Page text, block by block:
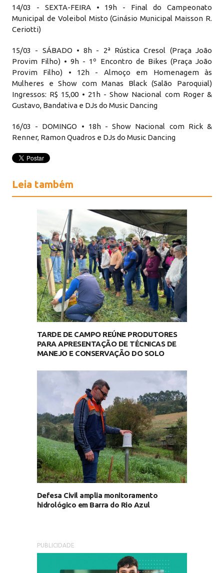
14/03 - SEXTA-FEIRA • 19h - Final do Campeonato
Municipal de Voleibol Misto (Ginásio Municipal Maisson R.
Ceriotti)
15/03 - SÁBADO • 8h - 2ª Rústica Cresol (Praça João
Provim Filho) • 9h - 1º Encontro de Bikes (Praça João
Provim Filho) • 12h - Almoço em Homenagem às
Mulheres e Show com Manas Black (Salão Paroquial)
Ingressos: R$ 15,00 • 21h - Show Nacional com Roger &
Gustavo, Bandativa e DJs do Music Dancing
16/03 - DOMINGO • 18h - Show Nacional com Rick &
Renner, Ramon Quadros e DJs do Music Dancing
Leia também
TARDE DE CAMPO REÚNE PRODUTORES
PARA APRESENTAÇÃO DE TÉCNICAS DE
MANEJO E CONSERVAÇÃO DO SOLO
Defesa Civil amplia monitoramento
hidrológico em Barra do Rio Azul
PUBLICIDADE